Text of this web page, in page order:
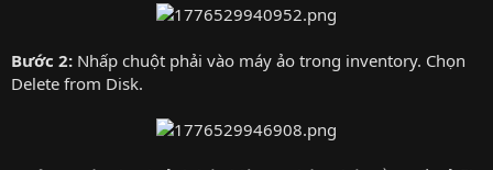
Bước 2: Nhấp chuột phải vào máy ảo trong inventory. Chọn
Delete from Disk.